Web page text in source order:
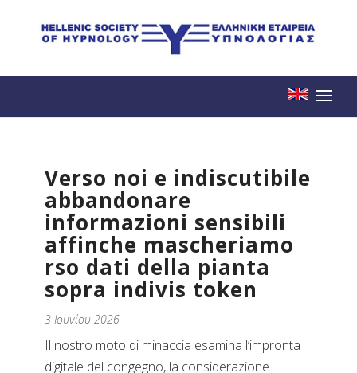
Verso noi e indiscutibile
abbandonare
informazioni sensibili
affinche mascheriamo
rso dati della pianta
sopra indivis token
3 Ιουνίου 2026
Il nostro moto di minaccia esamina l’impronta
digitale del congegno, la considerazione